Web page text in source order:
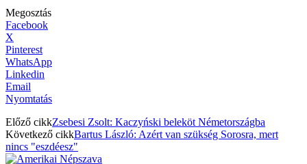
Megosztás
Facebook
X
Pinterest
WhatsApp
Linkedin
Email
Nyomtatás
Előző cikkZsebesi Zsolt: Kaczyński beleköt Németországba
Következő cikkBartus László: Azért van szükség Sorosra, mert
nincs "eszdéesz"